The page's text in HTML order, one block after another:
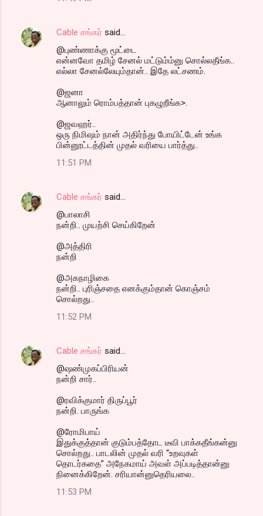
Cable சங்கர் said…
@புண்ணாக்கு மூட்டை
என்னவோ தமிழ் சேனல் மட்டும்ம்னு சொல்லதீங்க..
எல்லா சேனல்லேயும்தான்.. இதே லட்சணம்.
@ஜனா
ஆனாலும் ரொம்பத்தான் புகழுறீங்க>.
@ஜவஹர்..
ஒரு நிமிஷம் நான் அதிர்ந்து போயிட்டேன் உங்க
பின்னூட்டத்தின் முதல் வரியை பார்த்து..
11:51 PM
Cable சங்கர் said…
@பாலாசி
நன்றி.. முயற்சி செய்கிறேன்
@அத்திரி
நன்றி
@அகநாழிகை
நன்றி.. புரிஞ்சதை எனக்கும்தான் கொஞ்சம்
சொல்றது..
11:52 PM
Cable சங்கர் said…
@ஷண்முகப்பிரியன்
நன்றி சார்..
@ரவிக்குமார் திருப்பூர்
நன்றி. பாருங்க
@ரோமிபாய்
இதுக்குத்தான் குடும்பத்தோட டீவி பாக்கதீங்கன்னு
சொல்றது.. பாடலின் முதல் வரி “உறவுகள்
தொடர்கதை” அநேகமாய் அவள் அப்படித்தான்னு
நினைக்கிறேன். சரியான்னுதெரியலை..
11:53 PM